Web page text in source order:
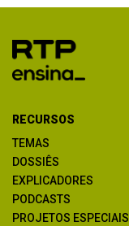
RECURSOS
TEMAS
DOSSIÊS
EXPLICADORES
PODCASTS
PROJETOS ESPECIAIS